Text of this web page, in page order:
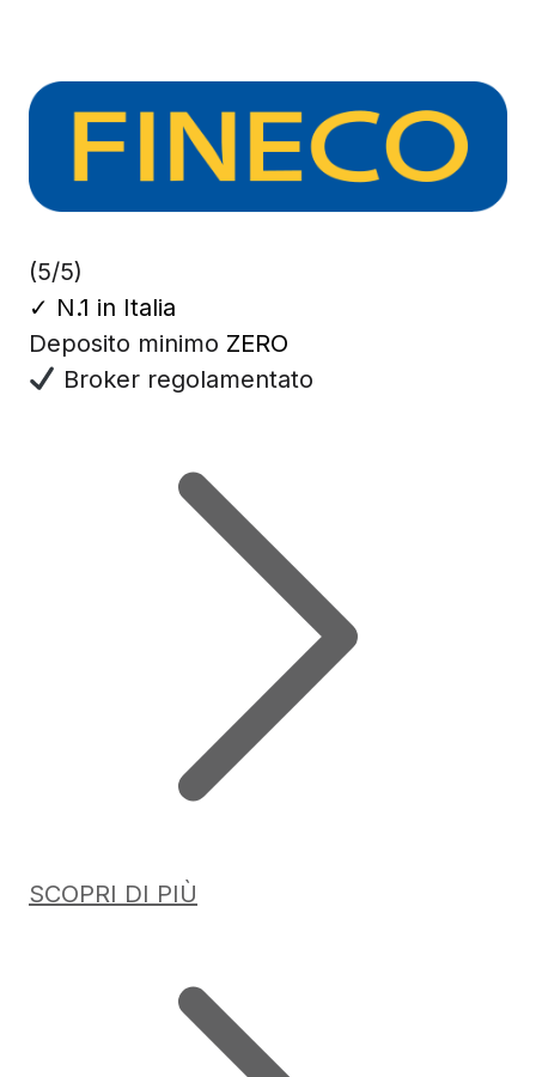
(5/5)
✓ N.1 in Italia
Deposito minimo ZERO
Broker regolamentato
SCOPRI DI PIÙ